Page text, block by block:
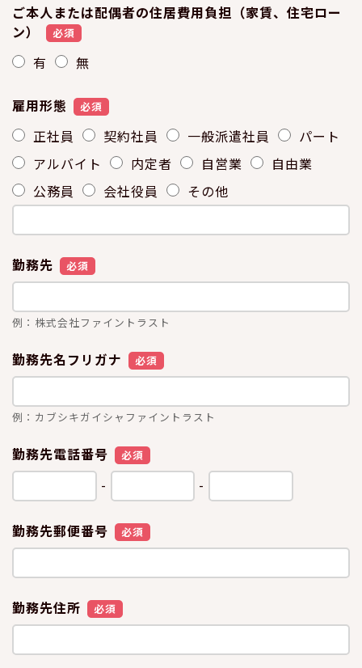
ご本人または配偶者の住居費用負担（家賃、住宅ロー
ン）
必須
有 無
雇用形態 必須
正社員 契約社員 一般派遣社員
パート
アルバイト
内定者 自営業
自由業
公務員
会社役員 その他
勤務先 必須
例：株式会社ファイントラスト
勤務先名フリガナ 必須
例：カブシキガイシャファイントラスト
勤務先電話番号 必須
- -
勤務先郵便番号 必須
勤務先住所 必須